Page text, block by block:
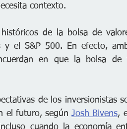
contexto.
de la bolsa de
el S&P 500. En efecto,
en que la bolsa
de los inversionistas
el futuro, según Josh Bivens,
cuando la economía